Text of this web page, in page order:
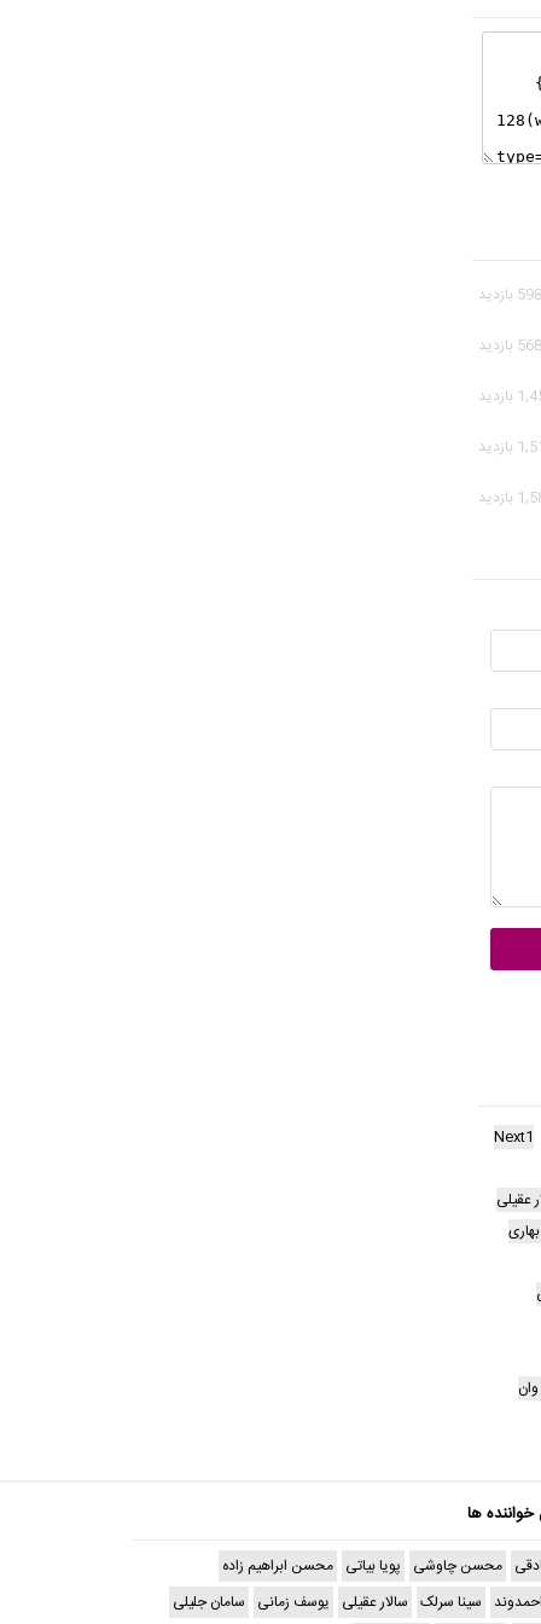
Next1
عقیلی
خواننده ها
محسن چاوشی پویا بیاتی محسن ابراهیم زاده
سینا سرلک سالار عقیلی یوسف زمانی سامان جلیلی